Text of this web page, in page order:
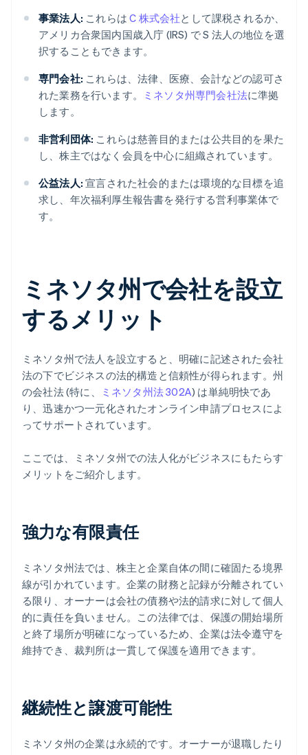
事業法人: これらはC 株式会社として課税されるか、
アメリカ合衆国内国歳入庁 (IRS) で S 法人の地位を選
択することもできます。
専門会社: これらは、法律、医療、会計などの認可さ
れた業務を行います。
ミネソタ州専門会社法に準拠
します。
非営利団体: これらは慈善目的または公共目的を果た
し、株主ではなく会員を中心に組織されています。
公益法人: 宣言された社会的または環境的な目標を追
求し、年次福利厚生報告書を発行する営利事業体で
す。
ミネソタ州で会社を設立
するメリット
ミネソタ州で法人を設立すると、明確に記述された会社
法の下でビジネスの法的構造と信頼性が得られます。州
の会社法 (特に、
ミネソタ州法 302A) は単純明快であ
り、迅速かつ一元化されたオンライン申請プロセスによ
ってサポートされています。
ここでは、ミネソタ州での法人化がビジネスにもたらす
メリットをご紹介します。
強力な有限責任
ミネソタ州法では、株主と企業自体の間に確固たる境界
線が引かれています。企業の財務と記録が分離されてい
る限り、オーナーは会社の債務や法的請求に対して個人
的に責任を負いません。この法律では、保護の開始場所
と終了場所が明確になっているため、企業は法令遵守を
維持でき、裁判所は一貫して保護を適用できます。
継続性と譲渡可能性
ミネソタ州の企業は永続的です。オーナーが退職したり